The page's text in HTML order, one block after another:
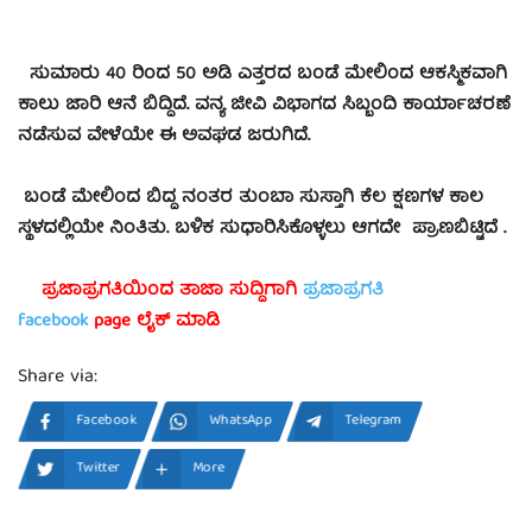
ಸುಮಾರು 40 ರಿಂದ 50 ಅಡಿ ಎತ್ತರದ ಬಂಡೆ ಮೇಲಿಂದ ಆಕಸ್ಮಿಕವಾಗಿ
ಕಾಲು ಜಾರಿ ಆನೆ ಬಿದ್ದಿದೆ. ವನ್ಯ ಜೀವಿ ವಿಭಾಗದ ಸಿಬ್ಬಂದಿ ಕಾರ್ಯಾಚರಣೆ
ನಡೆಸುವ ವೇಳೆಯೇ ಈ ಅವಘಡ ಜರುಗಿದೆ.
ಬಂಡೆ ಮೇಲಿಂದ ಬಿದ್ದ ನಂತರ ತುಂಬಾ ಸುಸ್ತಾಗಿ ಕೆಲ ಕ್ಷಣಗಳ ಕಾಲ
ಸ್ಥಳದಲ್ಲಿಯೇ ನಿಂತಿತು. ಬಳಿಕ ಸುಧಾರಿಸಿಕೊಳ್ಳಲು ಆಗದೇ ಪ್ರಾಣಬಿಟ್ಟಿದೆ .
ಪ್ರಜಾಪ್ರಗತಿಯಿಂದ ತಾಜಾ ಸುದ್ದಿಗಾಗಿಪ್ರಜಾಪ್ರಗತಿ
facebookpage ಲೈಕ್ ಮಾಡಿ
Share via:
Facebook WhatsApp
Telegram
Twitter
More